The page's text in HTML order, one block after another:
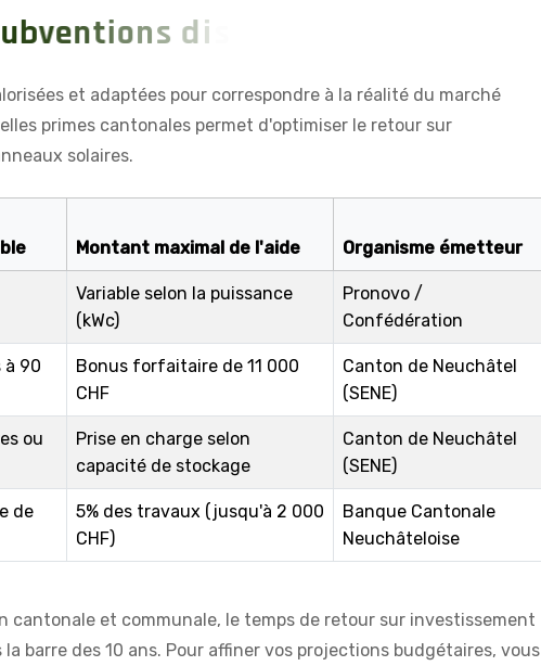
ubventionsdisp
et adaptées pour correspondre à la réalité du marché
primes cantonales permet d'optimiser le retour sur
solaires.
Montant maximal de l'aide Organisme émetteur
Variable selon la puissance
(kWc)
Pronovo /
Confédération
à 90
Bonus forfaitaire de 11 000
CHF
Canton de Neuchâtel
(SENE)
ou
Prise en charge selon
capacité de stockage
Canton de Neuchâtel
(SENE)
de
5% des travaux (jusqu'à 2 000
CHF)
Banque Cantonale
Neuchâteloise
cantonale et communale, le temps de retour sur investissement
barre des 10 ans. Pour affiner vos projections budgétaires, vous